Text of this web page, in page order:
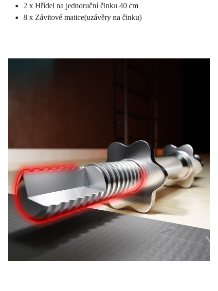
2 x Hřídel na jednoruční činku 40 cm
8 x Závitové matice(uzávěry na činku)